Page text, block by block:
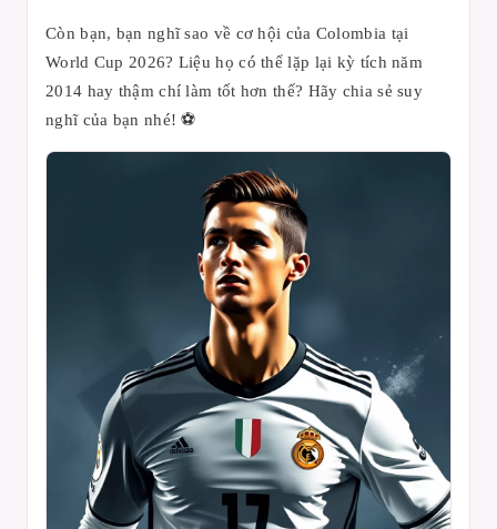
Còn bạn, bạn nghĩ sao về cơ hội của Colombia tại
World Cup 2026? Liệu họ có thể lặp lại kỳ tích năm
2014 hay thậm chí làm tốt hơn thế? Hãy chia sẻ suy
nghĩ của bạn nhé! ⚽